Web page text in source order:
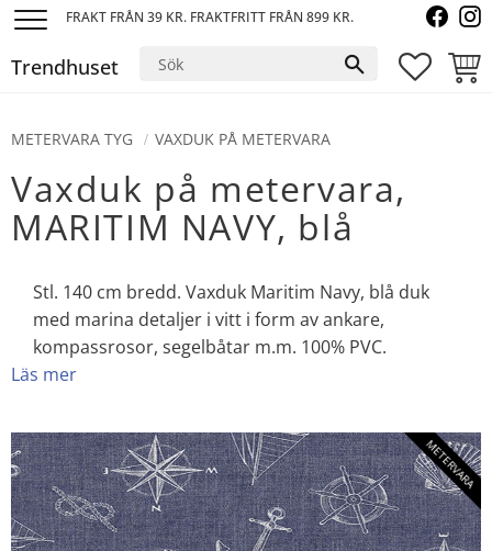
FRAKT FRÅN 39 KR. FRAKTFRITT FRÅN 899 KR.
Trendhuset
METERVARA TYG VAXDUK PÅ METERVARA
Vaxduk på metervara,
MARITIM NAVY, blå
Stl. 140 cm bredd. Vaxduk Maritim Navy, blå duk
med marina detaljer i vitt i form av ankare,
kompassrosor, segelbåtar m.m. 100% PVC.
Läs mer
METERVARA